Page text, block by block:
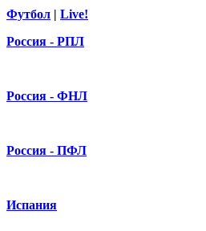
Футбол | Live!
Россия - РПЛ
Россия - ФНЛ
Россия - ПФЛ
Испания